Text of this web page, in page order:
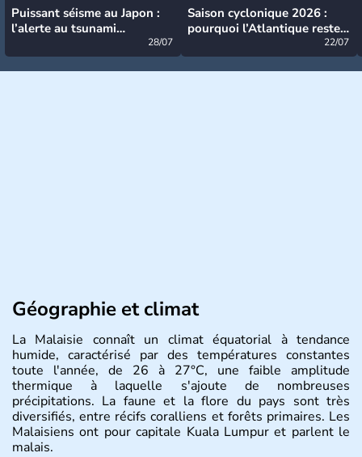
Puissant séisme au Japon :
l’alerte au tsunami
28/07
Saison cyclonique 2026 :
pourquoi l’Atlantique reste
22/07
Géographie et climat
La Malaisie connaît un climat équatorial à tendance
humide, caractérisé par des températures constantes
toute l'année, de 26 à 27°C, une faible amplitude
thermique à laquelle s'ajoute de nombreuses
précipitations. La faune et la flore du pays sont très
diversifiés, entre récifs coralliens et forêts primaires. Les
Malaisiens ont pour capitale Kuala Lumpur et parlent le
malais.